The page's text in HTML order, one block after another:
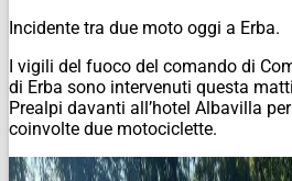
Incidente tra due moto oggi a Erba.
I vigili del fuoco del comando di
di Erba sono intervenuti questa
Prealpi davanti all’hotel Albavilla
coinvolte due motociclette.